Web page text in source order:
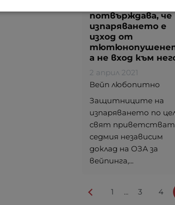
потвърждава, че
изпаряването е
изход от
а не вход към
2 април 2021
Вейп любопитно
Защитниците на
изпаряването по
свят приветстват
седмия независим
доклад на ОЗА за
вейпинга,...
1 ... 3 4